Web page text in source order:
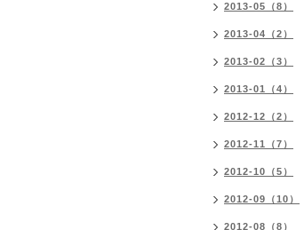
2013-05（8）
2013-04（2）
2013-02（3）
2013-01（4）
2012-12（2）
2012-11（7）
2012-10（5）
2012-09（10）
2012-08（8）